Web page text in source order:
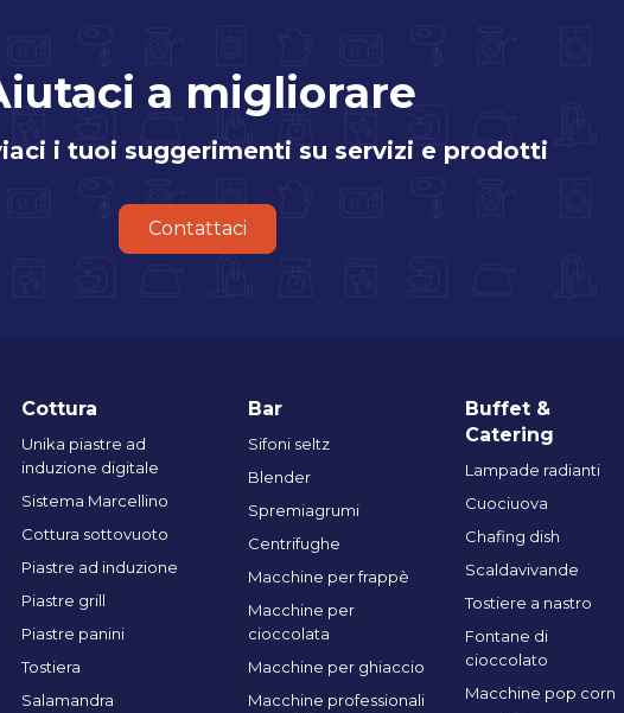
a migliorare
i tuoi suggerimenti su servizi e prodotti
Contattaci
Cottura
Unika piastre ad
induzione digitale
Sistema Marcellino
Cottura sottovuoto
Piastre ad induzione
Piastre grill
Piastre panini
Tostiera
Salamandra
Bar
Sifoni seltz
Blender
Spremiagrumi
Centrifughe
Macchine per frappè
Macchine per
cioccolata
Macchine per ghiaccio
Macchine professionali
Buffet &
Catering
Lampade radianti
Cuociuova
Chafing dish
Scaldavivande
Tostiere a nastro
Fontane di
cioccolato
Macchine pop corn